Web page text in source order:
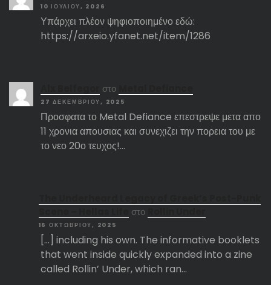
10 ΙΟΥΛΊΟΥ, 2026
Υπάρχει πλέον ψηφιοποιημένο εδώ:
https://arxeio.yfanet.net/item/1286
στο
27 ΔΕΚΕΜΒΡΊΟΥ, 2025
Προσφατα το Metal Defiance επεστρεψε μετα απο
11 χρονια απουσιας και συνεχιζει την πορεια του με
το νεο 20ο τευχος!…
στο
16 ΟΚΤΩΒΡΊΟΥ, 2025
[…] including his own. The informative booklets
that went inside quickly expanded into a zine
called Rollin’ Under, which ran…